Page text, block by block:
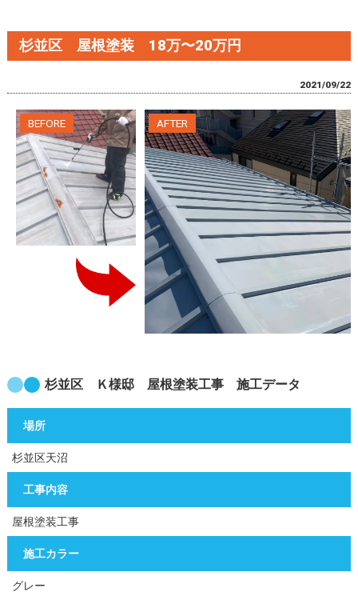
杉並区 屋根塗装 18万〜20万円
2021/09/22
杉並区 Ｋ様邸 屋根塗装工事 施工データ
場所
杉並区天沼
工事内容
屋根塗装工事
施工カラー
グレー